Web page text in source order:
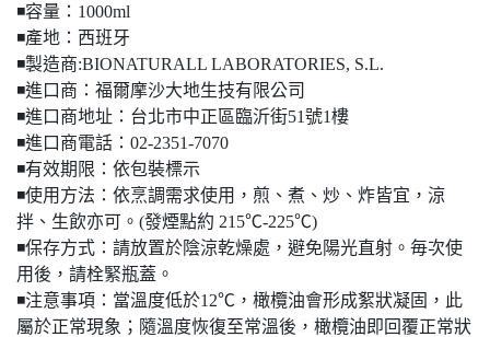
◾️容量：1000ml
◾️產地：西班牙
◾️製造商:BIONATURALL LABORATORIES, S.L.
◾️進口商：福爾摩沙大地生技有限公司
◾️進口商地址：台北市中正區臨沂街51號1樓
◾️進口商電話：02-2351-7070
◾️有效期限：依包裝標示
◾️使用方法：依烹調需求使用，煎、煮、炒、炸皆宜，涼
拌、生飲亦可。(發煙點約 215℃-225℃)
◾️保存方式：請放置於陰涼乾燥處，避免陽光直射。毎次使
⽤後，請栓緊瓶蓋。
◾️注意事項：當溫度低於12℃，橄欖油會形成絮狀凝固，此
屬於正常現象；隨溫度恢復至常溫後，橄欖油即回覆正常狀